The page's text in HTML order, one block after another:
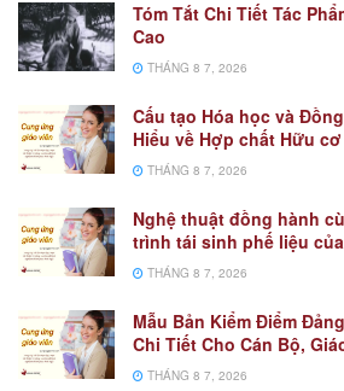
Tóm Tắt Chi Tiết Tác
Cao
THÁNG 8 7, 2026
Cấu tạo Hóa học và
Hiểu về Hợp chất Hữu cơ
THÁNG 8 7, 2026
Nghệ thuật đồng hành
trình tái sinh phế liệu
THÁNG 8 7, 2026
Mẫu Bản Kiểm Điểm
Chi Tiết Cho Cán Bộ,
THÁNG 8 7, 2026